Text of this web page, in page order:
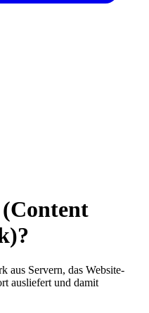
aus Servern, das Website-
ausliefert und damit